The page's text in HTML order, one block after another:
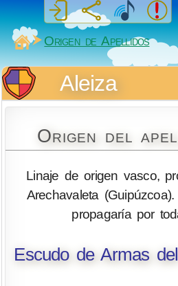
MiSabueso
Origen de Apellidos
Aleiza
Origen del
Linaje de origen vasco,
Arechavaleta
propagaría por
Escudo de Armas